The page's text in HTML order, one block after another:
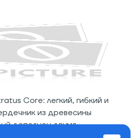
Core: легкий, гибкий и
из древесины
дополнен двумя